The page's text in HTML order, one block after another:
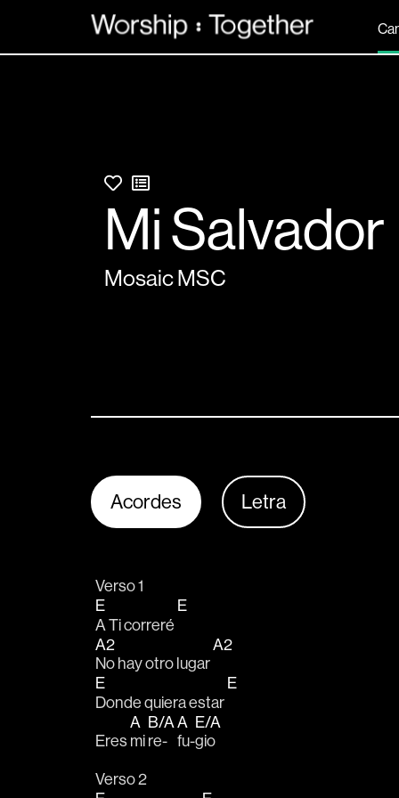
Mi Salvador
Mosaic MSC
Acordes Letra
Verso 1
E
A Ti correré
E
A2
No hay otro lugar
A2
E
Donde quiera estar
E
Eres
A
mi
B/A
re-
A
fu-
E/A
gio
Verso 2